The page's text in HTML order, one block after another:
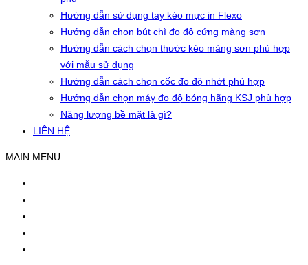
Hướng dẫn sử dụng tay kéo mực in Flexo
Hướng dẫn chọn bút chì đo độ cứng màng sơn
Hướng dẫn cách chọn thước kéo màng sơn phù hợp
với mẫu sử dụng
Hướng dẫn cách chọn cốc đo độ nhớt phù hợp
Hướng dẫn chọn máy đo độ bóng hãng KSJ phù hợp
Năng lượng bề mặt là gì?
LIÊN HỆ
MAIN MENU